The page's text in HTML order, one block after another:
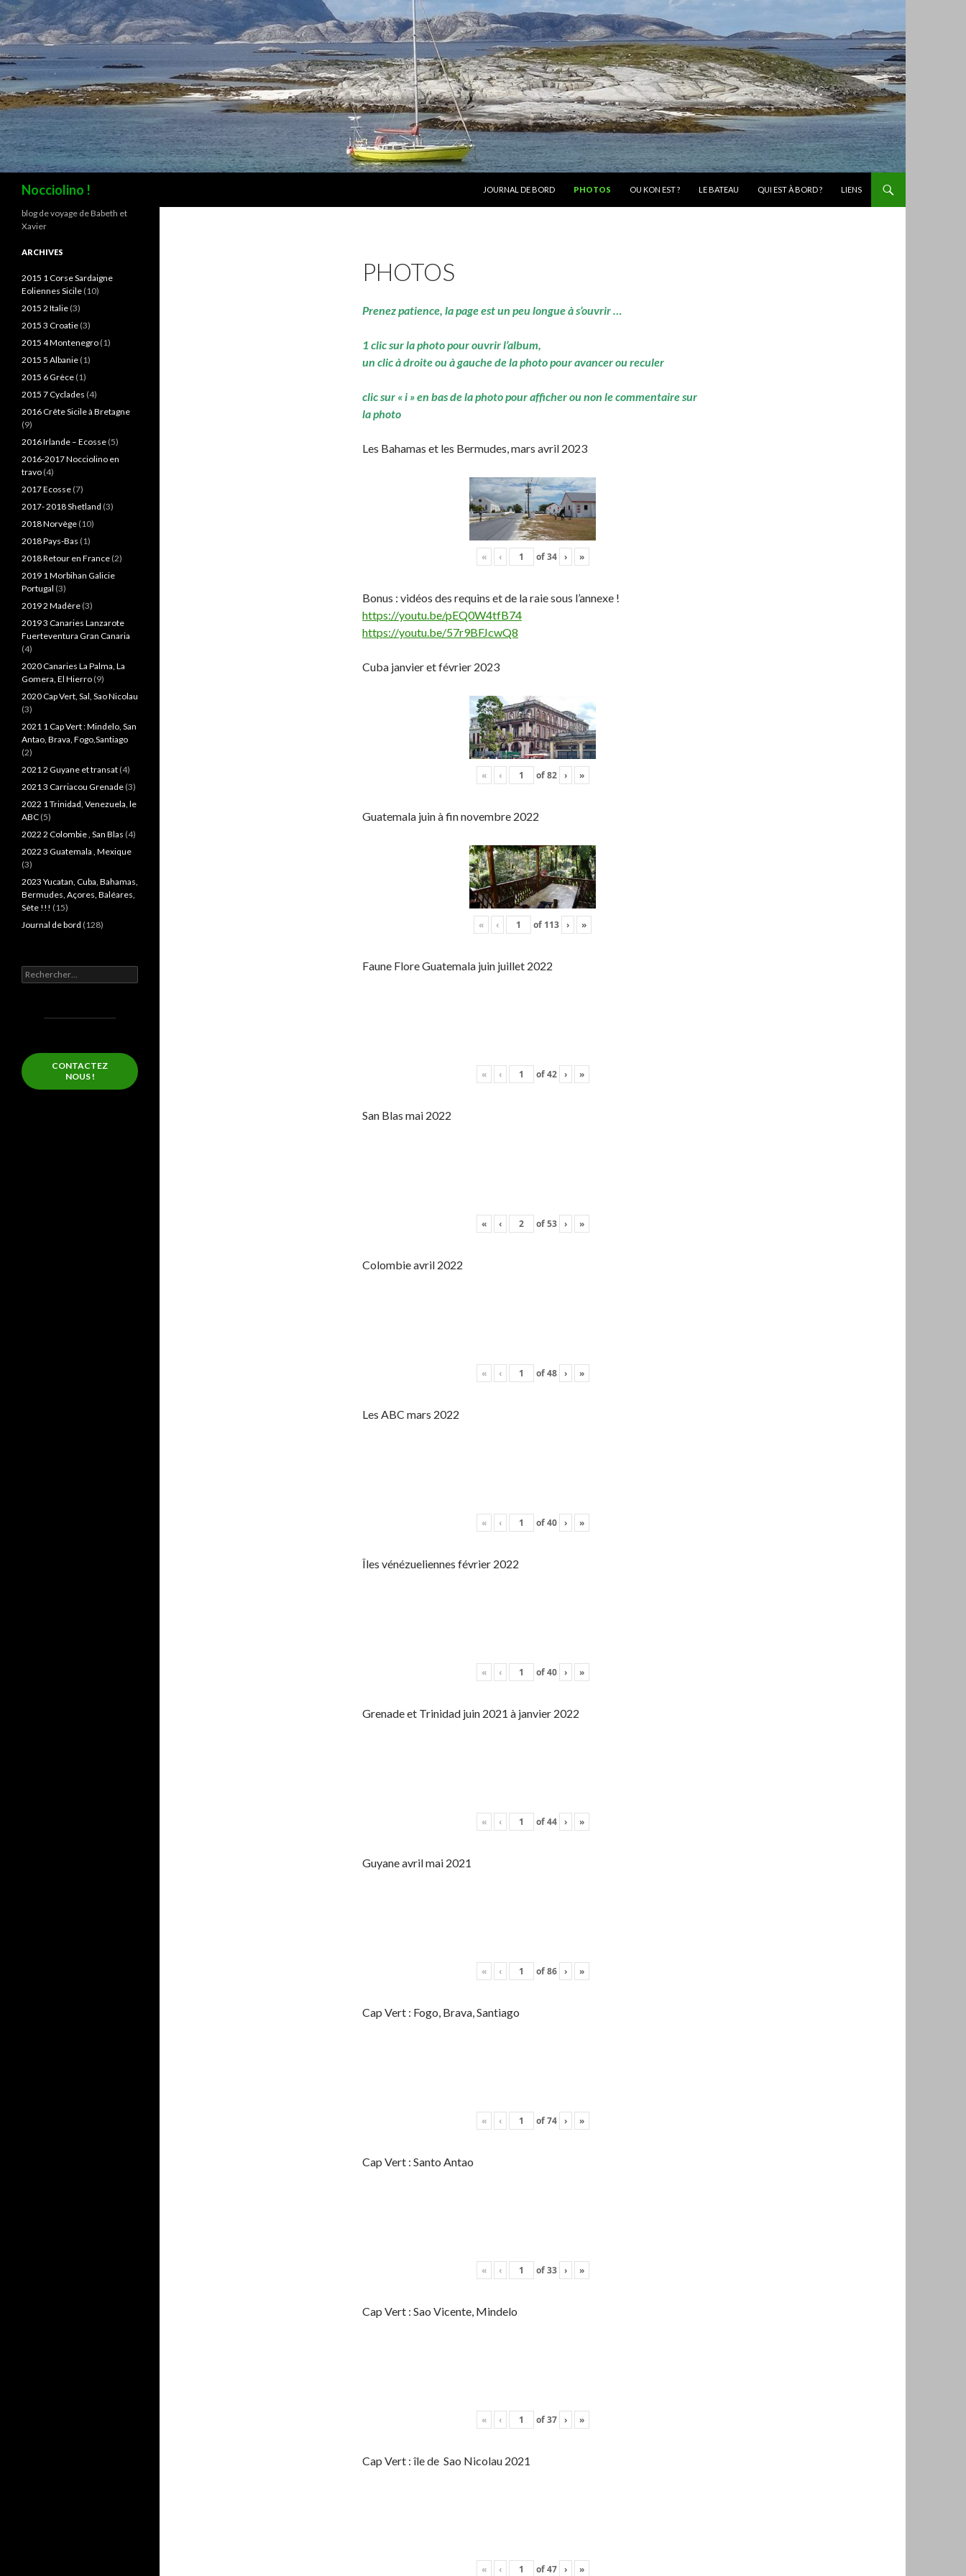
Nocciolino !
JOURNAL DE BORD
PHOTOS OU KON EST ? LE BATEAU QUI EST À BORD ? LIENS
PHOTOS
Prenez patience, la page est un peu longue à s’ouvrir …
1 clic sur la photo pour ouvrir l’album,
un clic à droite ou à gauche de la photo pour avancer ou reculer
clic sur « i » en bas de la photo pour afficher ou non le commentaire sur
la photo
Les Bahamas et les Bermudes, mars avril 2023
« ‹ of34 › »
Bonus : vidéos des requins et de la raie sous l’annexe !
https://youtu.be/pEQ0W4tfB74
https://youtu.be/57r9BFJcwQ8
Cuba janvier et février 2023
« ‹ of82 › »
Guatemala juin à fin novembre 2022
« ‹ of 113 › »
Faune Flore Guatemala juin juillet 2022
« ‹ of42 › »
San Blas mai 2022
« ‹ of53 › »
Colombie avril 2022
« ‹ of48 › »
Les ABC mars 2022
« ‹ of40 › »
Îles vénézueliennes février 2022
« ‹ of40 › »
Grenade et Trinidad juin 2021 à janvier 2022
« ‹ of44 › »
Guyane avril mai 2021
« ‹ of86 › »
Cap Vert : Fogo, Brava, Santiago
« ‹ of74 › »
Cap Vert : Santo Antao
« ‹ of33 › »
Cap Vert : Sao Vicente, Mindelo
« ‹ of37 › »
Cap Vert : île de Sao Nicolau 2021
« ‹ of47 › »
blog de voyage de Babeth et
Xavier
ARCHIVES
2015 1 Corse Sardaigne
Eoliennes Sicile (10)
2015 2 Italie (3)
2015 3 Croatie (3)
2015 4 Montenegro (1)
2015 5 Albanie (1)
2015 6 Grèce (1)
2015 7 Cyclades (4)
2016 Crête Sicile à Bretagne
(9)
2016 Irlande – Ecosse (5)
2016-2017 Nocciolino en
travo (4)
2017 Ecosse (7)
2017- 2018 Shetland (3)
2018 Norvège (10)
2018 Pays-Bas (1)
2018 Retour en France (2)
2019 1 Morbihan Galicie
Portugal (3)
2019 2 Madère (3)
2019 3 Canaries Lanzarote
Fuerteventura Gran Canaria
(4)
2020 Canaries La Palma, La
Gomera, El Hierro (9)
2020 Cap Vert, Sal, Sao Nicolau
(3)
2021 1 Cap Vert : Mindelo, San
Antao, Brava, Fogo,Santiago
(2)
2021 2 Guyane et transat (4)
2021 3 Carriacou Grenade (3)
2022 1 Trinidad, Venezuela, le
ABC (5)
2022 2 Colombie , San Blas (4)
2022 3 Guatemala , Mexique
(3)
2023 Yucatan, Cuba, Bahamas,
Bermudes, Açores, Baléares,
Sète !!! (15)
Journal de bord (128)
Rechercher :
CONTACTEZ
NOUS !